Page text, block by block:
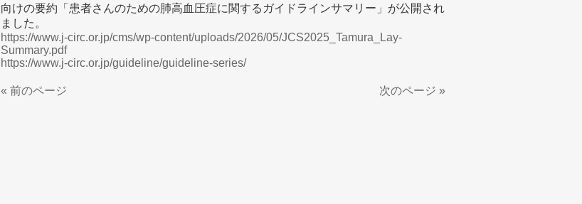
向けの要約「患者さんのための肺高血圧症に関するガイドラインサマリー」が公開され
ました。
https://www.j-circ.or.jp/cms/wp-content/uploads/2026/05/JCS2025_Tamura_Lay-
Summary.pdf
https://www.j-circ.or.jp/guideline/guideline-series/
« 前のページ 次のページ »